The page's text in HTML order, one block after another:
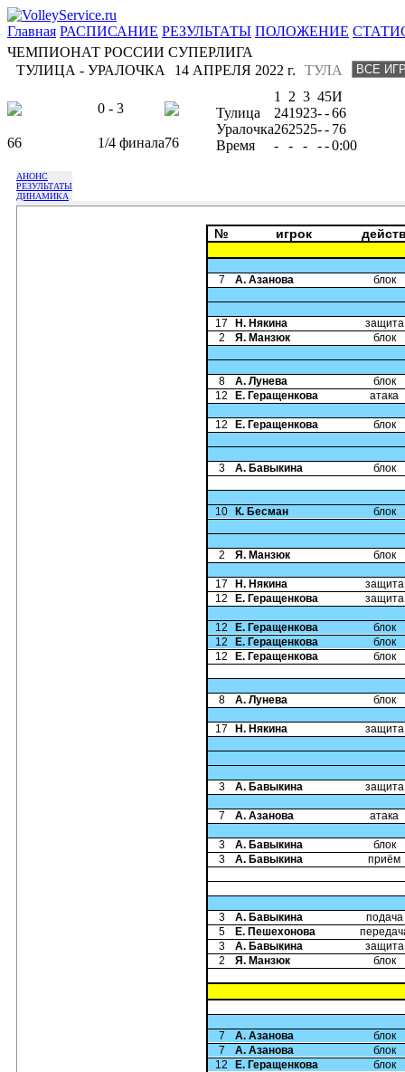
Главная РАСПИСАНИЕ РЕЗУЛЬТАТЫ ПОЛОЖЕНИЕ
ЧЕМПИОНАТ РОССИИ СУПЕРЛИГА
ТУЛИЦА - УРАЛОЧКА
ТУЛА
14 АПРЕЛЯ 2022 г.
0 - 3
66 1/4 финала76
1 2 3 45И
Тулица
241923--66
Уралочка262525-- 76
Время
- - - --0:00
АНОНС
РЕЗУЛЬТАТЫ
ДИНАМИКА
№ игрок
7 А. Азанова блок
17 Н. Някина
защита
2
Я. Манзюк блок
8 А. Лунева
блок
12
Е. Геращенкова атака
12 Е. Геращенкова блок
3 А. Бавыкина блок
10 К. Бесман блок
2 Я. Манзюк блок
17 Н. Някина
защита
12
Е. Геращенкова защита
12 Е. Геращенкова
блок
12
Е. Геращенкова
блок
12
Е. Геращенкова блок
8 А. Лунева блок
17 Н. Някина защита
3 А. Бавыкина защита
7 А. Азанова атака
3 А. Бавыкина
блок
3
А. Бавыкина приём
3 А. Бавыкина
подача
5
Е. Пешехонова
3
А. Бавыкина
защита
2
Я. Манзюк блок
7 А. Азанова
блок
7
А. Азанова
блок
12
Е. Геращенкова
блок